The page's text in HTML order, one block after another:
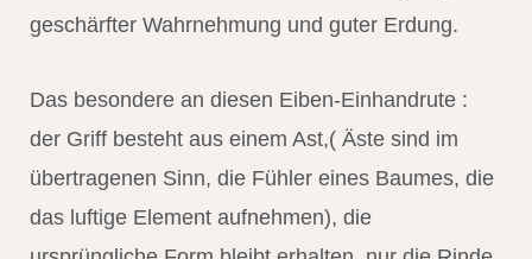
geschärfter Wahrnehmung und guter Erdung.
Das besondere an diesen Eiben-Einhandrute :
der Griff besteht aus einem Ast,( Äste sind im
übertragenen Sinn, die Fühler eines Baumes, die
das luftige Element aufnehmen), die